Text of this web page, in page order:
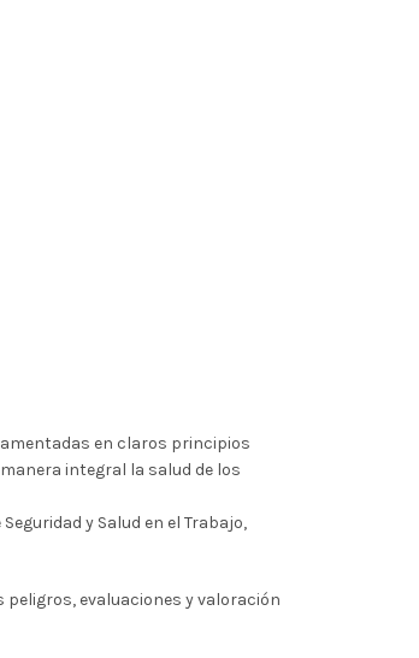
en claros principios
integral la salud de los
y Salud en el Trabajo,
evaluaciones y valoración